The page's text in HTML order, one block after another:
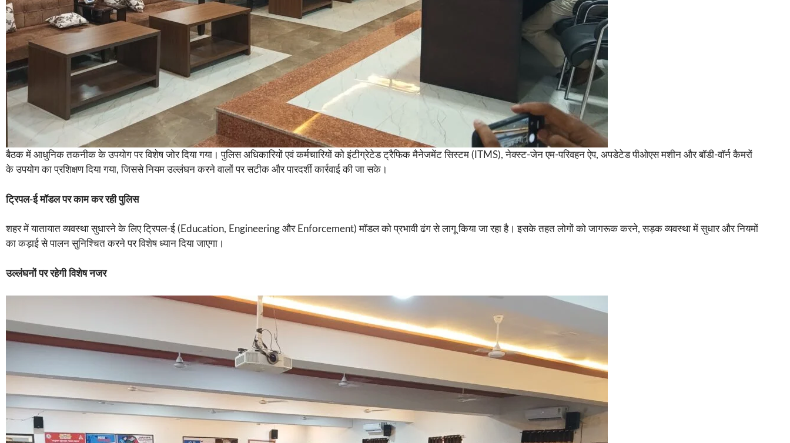
बैठक में आधुनिक तकनीक के उपयोग पर विशेष जोर दिया गया। पुलिस अधिकारियों एवं कर्मचारियों को इंटीग्रेटेड ट्रैफिक मैनेजमेंट सिस्टम (ITMS), नेक्स्ट-जेन एम-परिवहन ऐप, अपडेटेड पीओएस मशीन और बॉडी-वॉर्न कैमरों
के उपयोग का प्रशिक्षण दिया गया, जिससे नियम उल्लंघन करने वालों पर सटीक और पारदर्शी कार्रवाई की जा सके।
ट्रिपल-ई मॉडल पर काम कर रही पुलिस
शहर में यातायात व्यवस्था सुधारने के लिए ट्रिपल-ई (Education, Engineering और Enforcement) मॉडल को प्रभावी ढंग से लागू किया जा रहा है। इसके तहत लोगों को जागरूक करने, सड़क व्यवस्था में सुधार और नियमों
का कड़ाई से पालन सुनिश्चित करने पर विशेष ध्यान दिया जाएगा।
उल्लंघनों पर रहेगी विशेष नजर